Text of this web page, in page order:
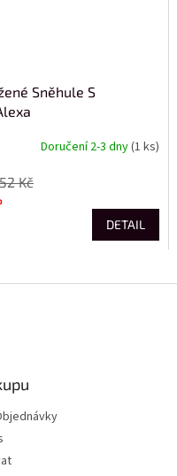
Sněhule S
Doručení 2-3 dny(1 ks)
Kč
DETAIL